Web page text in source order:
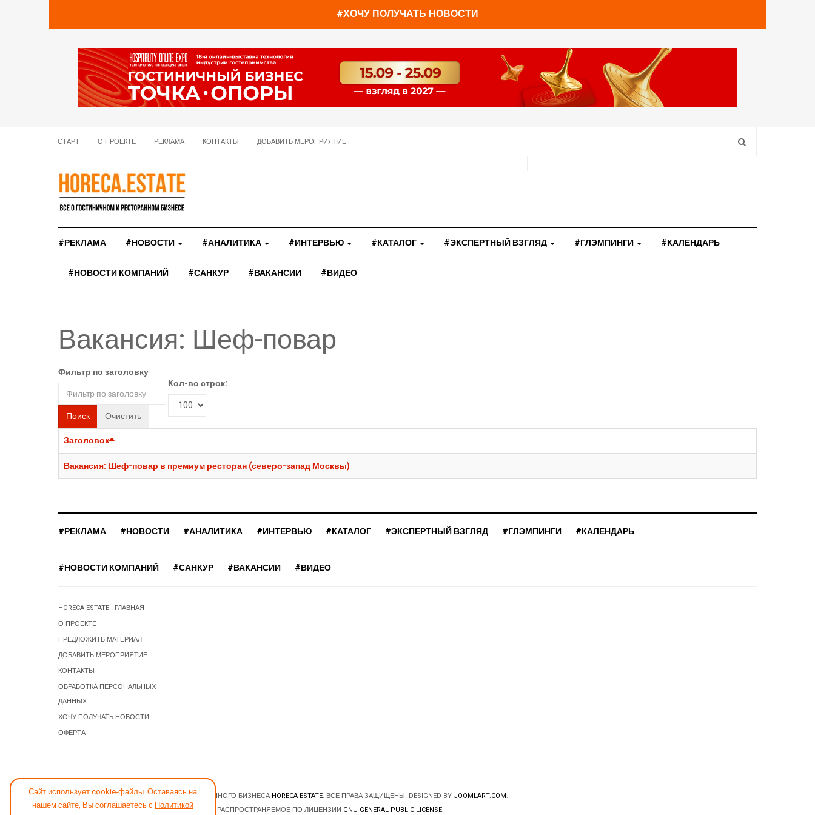
#ХОЧУ ПОЛУЧАТЬ НОВОСТИ
СТАРТ О ПРОЕКТЕ РЕКЛАМА КОНТАКТЫ ДОБАВИТЬ МЕРОПРИЯТИЕ
#РЕКЛАМА #НОВОСТИ #АНАЛИТИКА #ИНТЕРВЬЮ #КАТАЛОГ #ЭКСПЕРТНЫЙ ВЗГЛЯД #ГЛЭМПИНГИ #КАЛЕНДАРЬ
#НОВОСТИ КОМПАНИЙ #САНКУР #ВАКАНСИИ #ВИДЕО
Вакансия: Шеф-повар
Фильтр по заголовку
Поиск Очистить
Кол-во строк:
Заголовок
Вакансия: Шеф-повар в премиум ресторан (северо-запад Москвы)
Сайт использует cookie-файлы. Оставаясь на
нашем сайте, Вы соглашаетесь с Политикой
#РЕКЛАМА #НОВОСТИ #АНАЛИТИКА #ИНТЕРВЬЮ #КАТАЛОГ #ЭКСПЕРТНЫЙ ВЗГЛЯД #ГЛЭМПИНГИ #КАЛЕНДАРЬ
#НОВОСТИ КОМПАНИЙ #САНКУР #ВАКАНСИИ #ВИДЕО
HORECA ESTATE | ГЛАВНАЯ
О ПРОЕКТЕ
ПРЕДЛОЖИТЬ МАТЕРИАЛ
ДОБАВИТЬ МЕРОПРИЯТИЕ
КОНТАКТЫ
ОБРАБОТКА ПЕРСОНАЛЬНЫХ
ДАННЫХ
ХОЧУ ПОЛУЧАТЬ НОВОСТИ
ОФЕРТА
© 2026 НОВОСТИ ГОСТИНИЧНОГО И РЕСТОРАННОГО БИЗНЕСА HORECA ESTATE. ВСЕ ПРАВА ЗАЩИЩЕНЫ. DESIGNED BY JOOMLART.COM.
JOOMLA! CMS- ПРОГРАММНОЕ ОБЕСПЕЧЕНИЕ, РАСПРОСТРАНЯЕМОЕ ПО ЛИЦЕНЗИИ GNU GENERAL PUBLIC LICENSE.